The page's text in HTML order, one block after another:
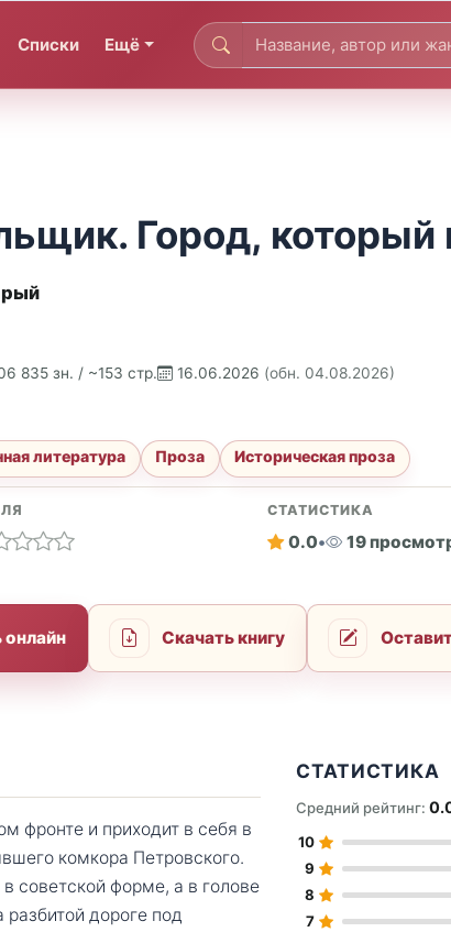
Списки Ещё
Город, который
835 зн. / ~153 стр. 16.06.2026 (обн. 04.08.2026)
литература Проза Историческая проза
СТАТИСТИКА
0.0• 19
онлайн Скачать книгу
фронте и приходит в себя в
комкора Петровского.
советской форме, а в голове
дороге под
СТАТИСТИКА
Средний рейтинг:
10
9
8
7